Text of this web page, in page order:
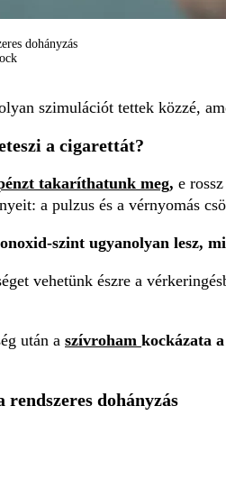
dohányzás
szimulációt tettek közzé,
a cigarettát?
takaríthatunk meg, e
a pulzus és a vérnyomás
szint ugyanolyan lesz,
vehetünk észre a
után a szívroham kockázata
dohányzás